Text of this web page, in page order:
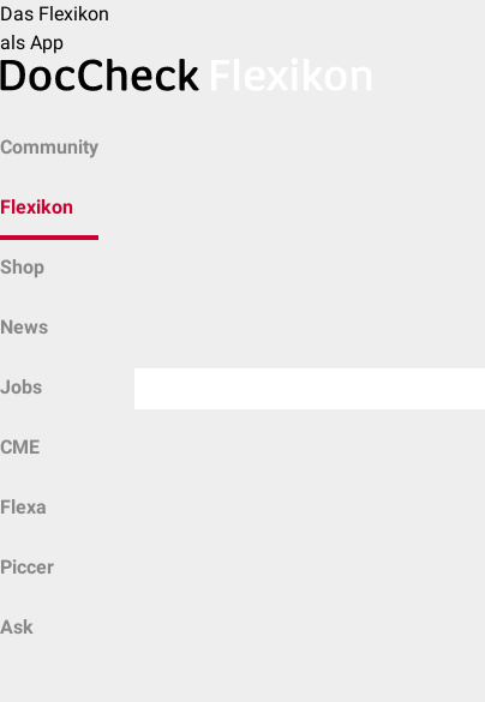
Das Flexikon
als App
Community
Flexikon
Shop
News
Jobs
CME
Flexa
Piccer
Ask